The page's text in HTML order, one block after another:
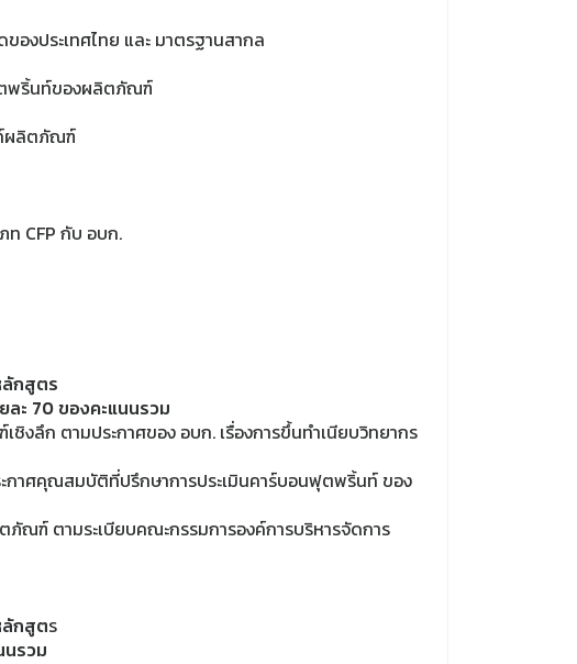
งประเทศไทย และ มาตรฐานสากล
ตพริ้นท์ของผลิตภัณฑ์
ท์ผลิตภัณฑ์
ท CFP กับ อบก.
ลักสูตร
ะ 70 ของคะแนนรวม
ลึก ตามประกาศของ อบก. เรื่องการขึ้นทำเนียบวิทยากร
าศคุณสมบัติที่ปรึกษาการประเมินคาร์บอนฟุตพริ้นท์ ของ
ตภัณฑ์ ตามระเบียบคณะกรรมการองค์การบริหารจัดการ
ลักสูตร
นรวม